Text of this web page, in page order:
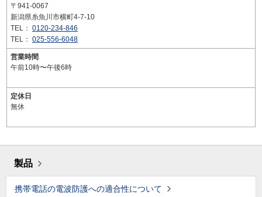
〒941-0067
新潟県糸魚川市横町4-7-10
TEL： 0120-234-846
TEL： 025-556-6048
営業時間
午前10時〜午後6時
定休日
無休
製品
携帯電話の電波防護への適合性について